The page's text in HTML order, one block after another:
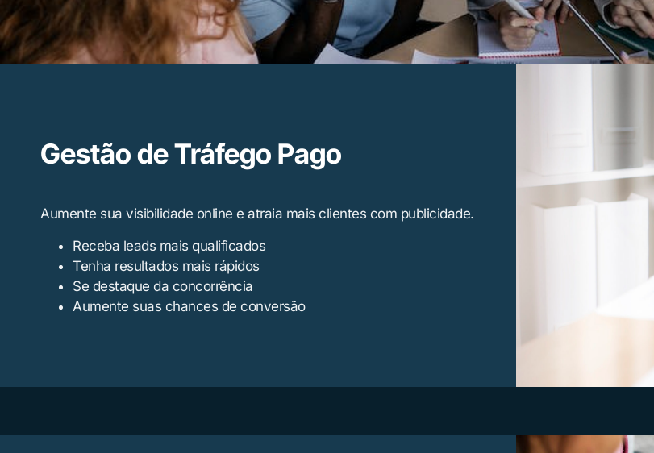
Gestão de Tráfego Pago
Aumente sua visibilidade online e atraia mais clientes com publicidade.
Receba leads mais qualificados
Tenha resultados mais rápidos
Se destaque da concorrência
Aumente suas chances de conversão